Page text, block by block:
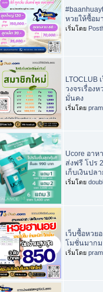
หวยให้ซื้อ
เริ่มโดย
LTOCLUB
วงจรเรื่อง
มั่นคง
เริ่มโดย
Ucore อาห
ส่งฟรี โปร
เก็บเงินปล
เริ่มโดย
เว็บซื้อหวย
โมชั่นมาก
เริ่มโดย